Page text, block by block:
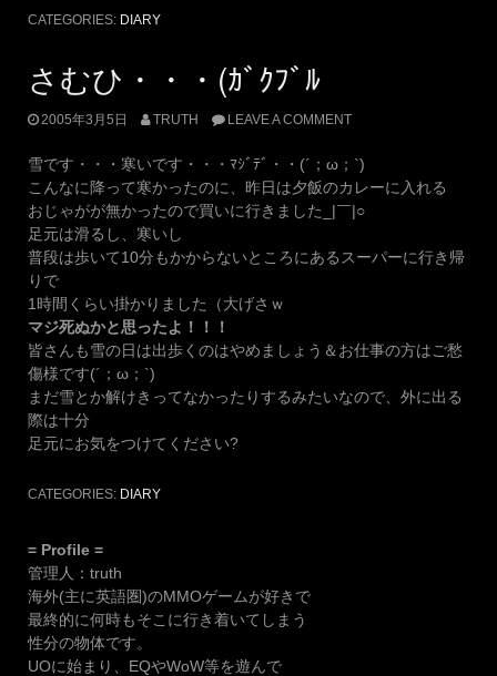
CATEGORIES: DIARY
さむひ・・・(ｶﾞｸﾌﾞﾙ
2005年3月5日 TRUTH LEAVE A COMMENT
雪です・・・寒いです・・・ﾏｼﾞﾃﾞ・・(´；ω；`)
こんなに降って寒かったのに、昨日は夕飯のカレーに入れる
おじゃがが無かったので買いに行きました_|￣|○
足元は滑るし、寒いし
普段は歩いて10分もかからないところにあるスーパーに行き帰
りで
1時間くらい掛かりました（大げさｗ
マジ死ぬかと思ったよ！！！
皆さんも雪の日は出歩くのはやめましょう＆お仕事の方はご愁
傷様です(´；ω；`)
まだ雪とか解けきってなかったりするみたいなので、外に出る
際は十分
足元にお気をつけてください?
CATEGORIES: DIARY
= Profile =
管理人：truth
海外(主に英語圏)のMMOゲームが好きで
最終的に何時もそこに行き着いてしまう
性分の物体です。
UOに始まり、EQやWoW等を遊んで